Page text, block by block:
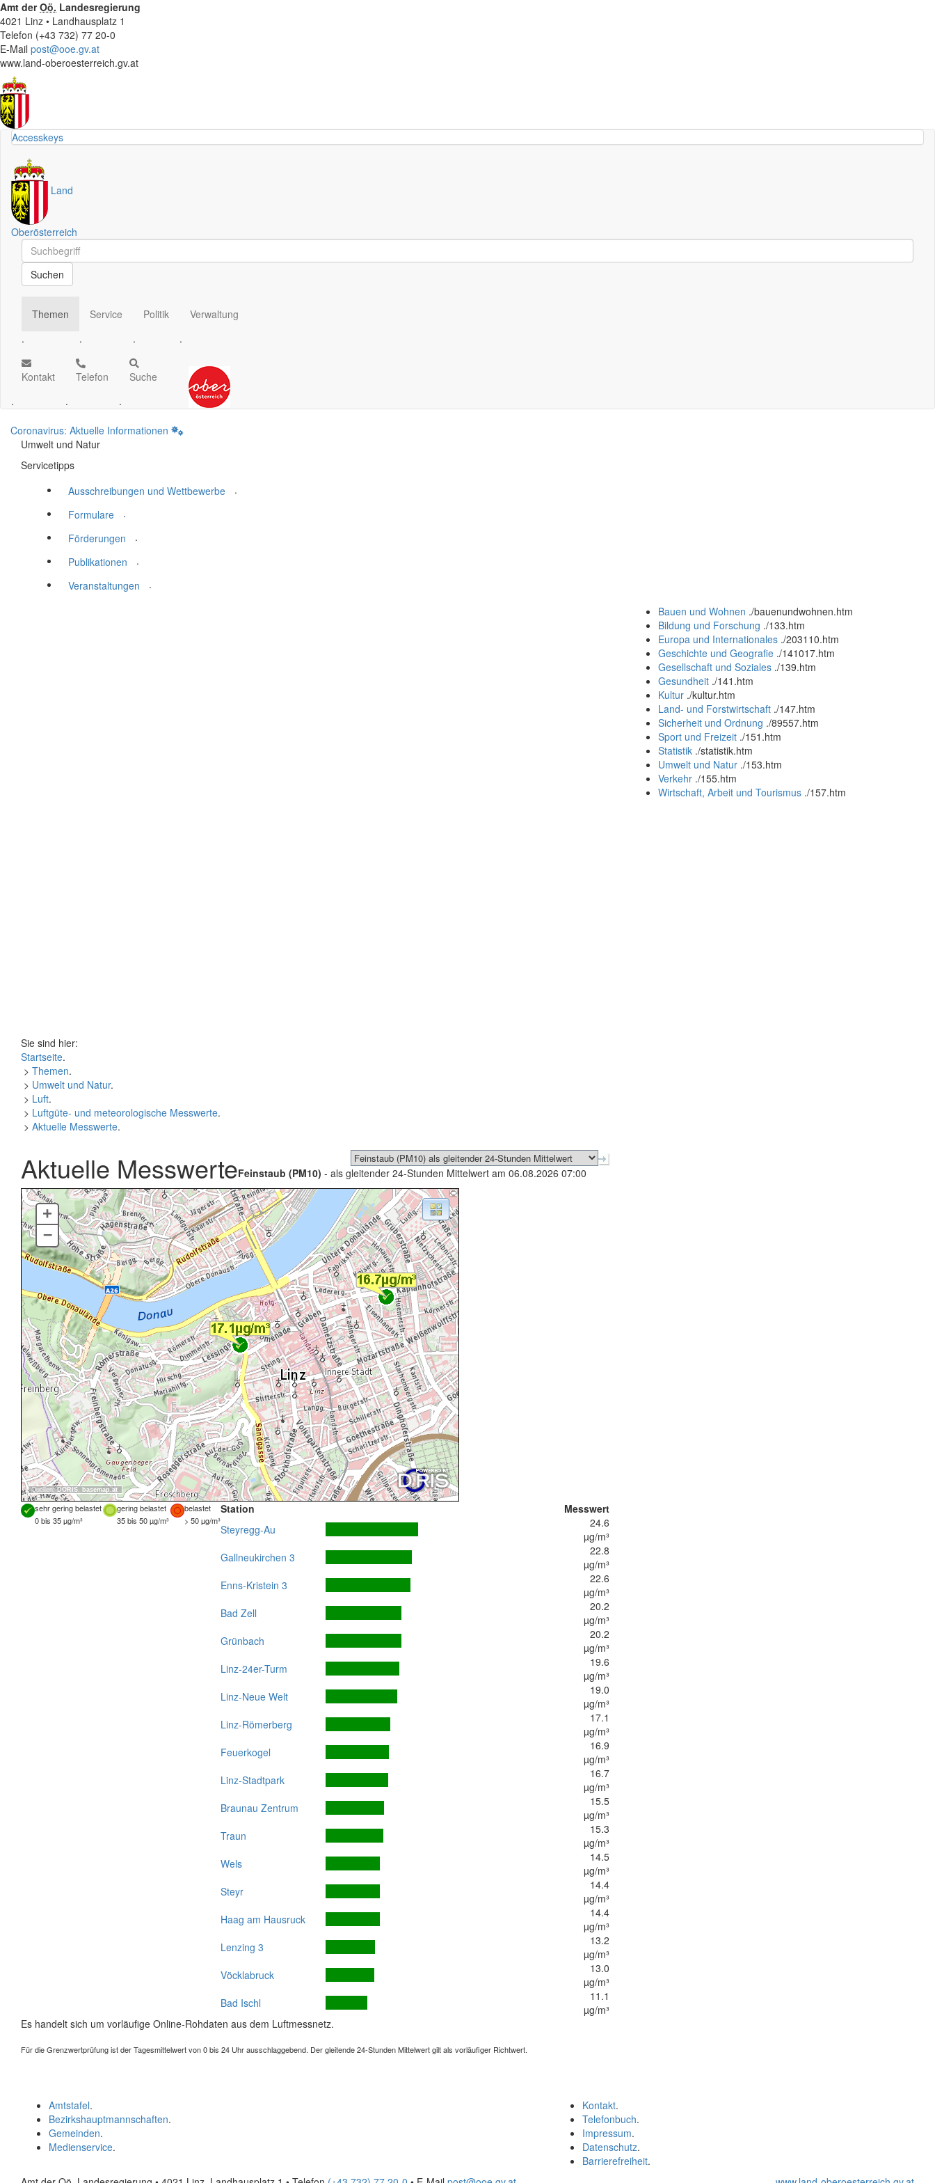
Amt derOö. Landesregierung
4021 Linz • Landhausplatz 1
Telefon (+43 732) 77 20-0
E-Mail post@ooe.gv.at
www.land-oberoesterreich.gv.at
Accesskeys
Land
Oberösterreich
Schnellsuche
Schnellsuche
Suchen
Themen
.
Service
.
Politik
.
Verwaltung
.
Kontakt
.
Telefon
.
Suche
.
Coronavirus: Aktuelle Informationen
Umwelt und Natur
Servicetipps
Ausschreibungen und Wettbewerbe
.
Formulare
.
Förderungen
.
Publikationen
.
Veranstaltungen
.
Bauen und Wohnen ./bauenundwohnen.htm
Bildung und Forschung ./133.htm
Europa und Internationales ./203110.htm
Geschichte und Geografie ./141017.htm
Gesellschaft und Soziales ./139.htm
Gesundheit ./141.htm
Kultur ./kultur.htm
Land- und Forstwirtschaft ./147.htm
Sicherheit und Ordnung ./89557.htm
Sport und Freizeit ./151.htm
Statistik ./statistik.htm
Umwelt und Natur ./153.htm
Verkehr ./155.htm
Wirtschaft, Arbeit und Tourismus ./157.htm
Sie sind hier:
Startseite.
> Themen.
> Umwelt und Natur.
> Luft.
> Luftgüte- und meteorologische Messwerte.
> Aktuelle Messwerte.
Aktuelle MesswerteFeinstaub (PM10) - als gleitender 24-Stunden Mittelwert am 06.08.2026 07:00
Quellen:DORIS, basemap.at
+
–
sehr gering belastet gering belastet
belastet
0 bis 35 µg/m³
35 bis 50 µg/m³ > 50 µg/m³
Station
Messwert
Steyregg-Au
24.6
µg/m³
Gallneukirchen 3
22.8
µg/m³
Enns-Kristein 3
22.6
µg/m³
Bad Zell
20.2
µg/m³
Grünbach
20.2
µg/m³
Linz-24er-Turm
19.6
µg/m³
Linz-Neue Welt
19.0
µg/m³
Linz-Römerberg
17.1
µg/m³
Feuerkogel
16.9
µg/m³
Linz-Stadtpark
16.7
µg/m³
Braunau Zentrum
15.5
µg/m³
Traun
15.3
µg/m³
Wels
14.5
µg/m³
Steyr
14.4
µg/m³
Haag am Hausruck
14.4
µg/m³
Lenzing 3
13.2
µg/m³
Vöcklabruck
13.0
µg/m³
Bad Ischl
11.1
µg/m³
Es handelt sich um vorläufige Online-Rohdaten aus dem Luftmessnetz.
Für die Grenzwertprüfung ist der Tagesmittelwert von 0 bis 24 Uhr ausschlaggebend. Der gleitende 24-Stunden Mittelwert gilt als vorläufiger Richtwert.
Kontakt.
Telefonbuch.
Impressum.
Datenschutz.
Barrierefreiheit.
Amtstafel.
Bezirkshauptmannschaften.
Gemeinden.
Medienservice.